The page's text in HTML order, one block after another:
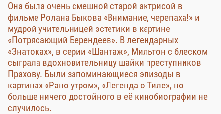
Она была очень смешной старой актрисой в
фильме Ролана Быкова «Внимание, черепаха!» и
мудрой учительницей эстетики в картине
«Потрясающий Берендеев». В легендарных
«Знатоках», в серии «Шантаж», Мильтон с блеском
сыграла вдохновительницу шайки преступников
Прахову. Были запоминающиеся эпизоды в
картинах «Рано утром», «Легенда о Тиле», но
больше ничего достойного в её кинобиографии не
случилось.